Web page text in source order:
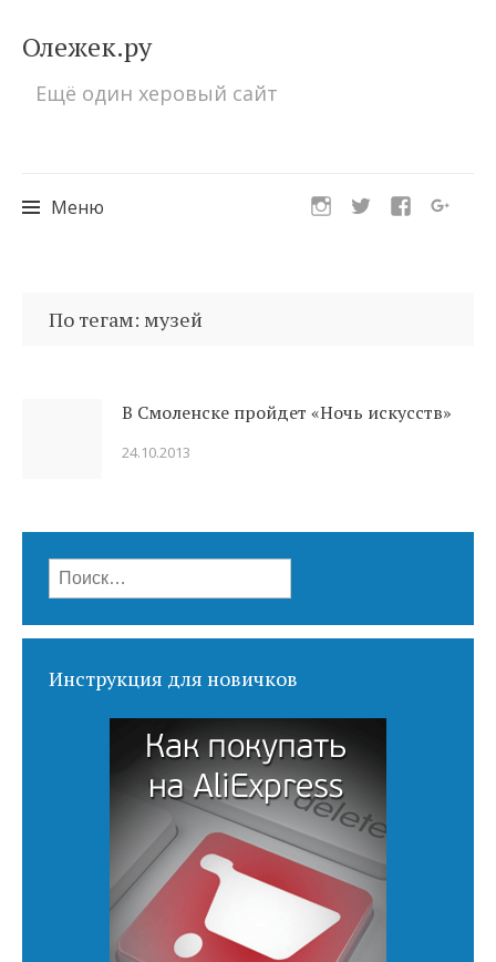
Олежек.ру
Ещё один херовый сайт
Меню
кПо тегам: музей
В Смоленске пройдет «Ночь искусств»
24.10.2013
Найти:
Инструкция для новичков